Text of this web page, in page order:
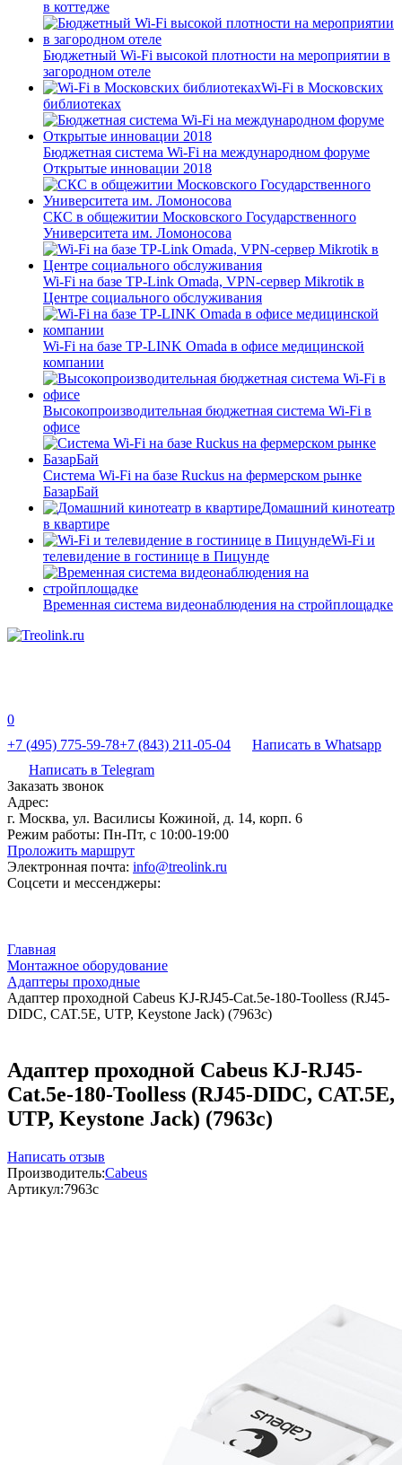
в коттедже
Бюджетный Wi-Fi высокой плотности на мероприятии в
загородном отеле
Wi-Fi в Московских
библиотеках
Бюджетная система Wi-Fi на международном форуме
Открытые инновации 2018
СКС в общежитии Московского Государственного
Университета им. Ломоносова
Wi-Fi на базе TP-Link Omada, VPN-сервер Mikrotik в
Центре социального обслуживания
Wi-Fi на базе TP-LINK Omada в офисе медицинской
компании
Высокопроизводительная бюджетная система Wi-Fi в
офисе
Система Wi-Fi на базе Ruckus на фермерском рынке
БазарБай
Домашний кинотеатр
в квартире
Wi-Fi и
телевидение в гостинице в Пицунде
Временная система видеонаблюдения на стройплощадке
0
+7 (495) 775-59-78+7 (843) 211-05-04
Написать в Whatsapp
Написать в Telegram
Заказать звонок
Адрес:
г. Москва, ул. Василисы Кожиной, д. 14, корп. 6
Режим работы: Пн-Пт, с 10:00-19:00
Проложить маршрут
Электронная почта: info@treolink.ru
Соцсети и мессенджеры:
Главная
Монтажное оборудование
Адаптеры проходные
Адаптер проходной Cabeus KJ-RJ45-Cat.5e-180-Toolless (RJ45-
DIDC, CAT.5E, UTP, Keystone Jack) (7963c)
Адаптер проходной Cabeus KJ-RJ45-
Cat.5e-180-Toolless (RJ45-DIDC, CAT.5E,
UTP, Keystone Jack) (7963c)
Написать отзыв
Производитель:Cabeus
Артикул:7963c